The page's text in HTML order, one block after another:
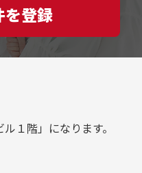
を登録
１階」になります。